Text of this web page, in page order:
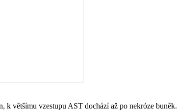
k většímu vzestupu AST dochází až po nekróze buněk.